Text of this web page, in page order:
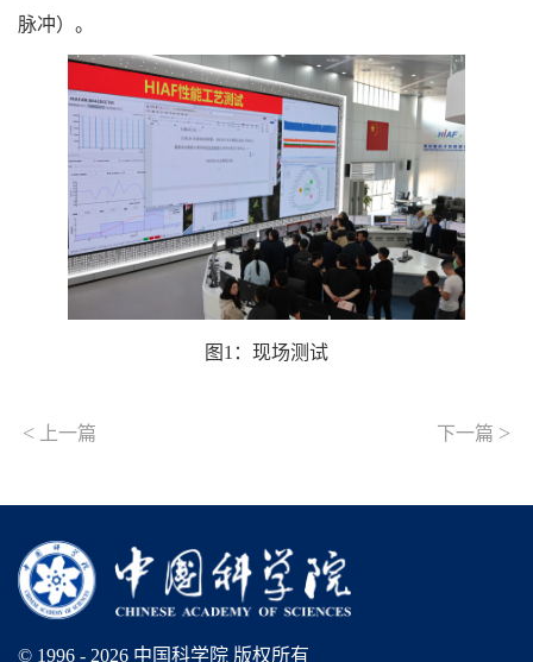
脉冲）。
图 1： 现场测试
< 上一篇 下一篇 >
© 1996 - 2026 中国科学院 版权所有